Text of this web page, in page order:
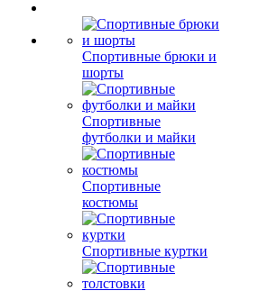
Спортивные брюки и
шорты
Спортивные
футболки и майки
Спортивные
костюмы
Спортивные куртки